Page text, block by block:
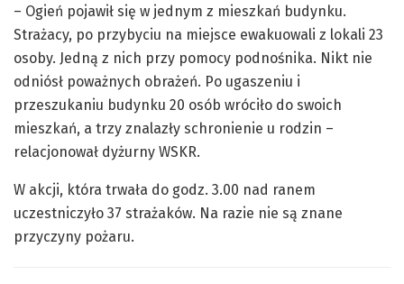
– Ogień pojawił się w jednym z mieszkań budynku.
Strażacy, po przybyciu na miejsce ewakuowali z lokali 23
osoby. Jedną z nich przy pomocy podnośnika. Nikt nie
odniósł poważnych obrażeń. Po ugaszeniu i
przeszukaniu budynku 20 osób wróciło do swoich
mieszkań, a trzy znalazły schronienie u rodzin –
relacjonował dyżurny WSKR.
W akcji, która trwała do godz. 3.00 nad ranem
uczestniczyło 37 strażaków. Na razie nie są znane
przyczyny pożaru.